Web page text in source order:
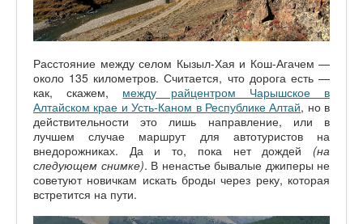
Расстояние между селом Кызыл-Хая и Кош-Агачем —
около 135 километров. Считается, что дорога есть —
как, скажем, между райцентром Чарышское в
Алтайском крае и Усть-Каном в Республике Алтай, но в
действительности это лишь направление, или в
лучшем случае маршрут для автотуристов на
внедорожниках. Да и то, пока нет дождей (на
следующем снимке). В ненастье бывалые джиперы не
советуют новичкам искать броды через реку, которая
встретится на пути.